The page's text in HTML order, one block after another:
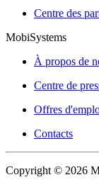
Centre des
MobiSystems
À propos de
Centre de
Offres
Contacts
Copyright © 2026